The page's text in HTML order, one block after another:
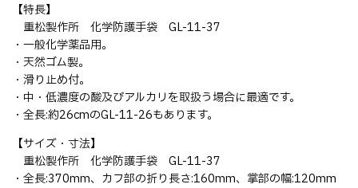
【特長】
重松製作所 化学防護手袋 GL-11-37
・一般化学薬品用。
・天然ゴム製。
・滑り止め付。
・中・低濃度の酸及びアルカリを取扱う場合に最適です。
・全長:約26cmのGL-11-26もあります。
【サイズ・寸法】
重松製作所 化学防護手袋 GL-11-37
・全長:370mm、カフ部の折り長さ:160mm、掌部の幅:120mm